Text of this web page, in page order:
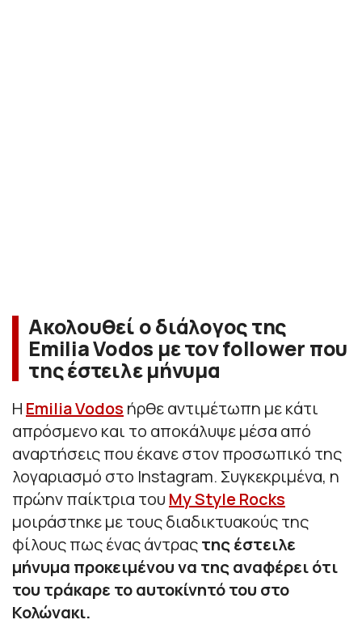
Ακολουθεί ο διάλογος της
Emilia Vodos με τον follower που
της έστειλε μήνυμα
Η Emilia Vodos ήρθε αντιμέτωπη με κάτι
απρόσμενο και το αποκάλυψε μέσα από
αναρτήσεις που έκανε στον προσωπικό της
λογαριασμό στο Instagram. Συγκεκριμένα, η
πρώην παίκτρια του My Style Rocks
μοιράστηκε με τους διαδικτυακούς της
φίλους πως ένας άντραςτης έστειλε
μήνυμα προκειμένου να της αναφέρει ότι
του τράκαρε το αυτοκίνητό του στο
Κολώνακι.